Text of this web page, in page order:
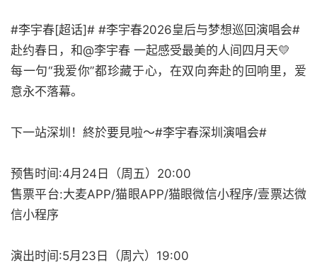
#李宇春[超话]# #李宇春2026皇后与梦想巡回演唱会#
赴约春日，和@李宇春 一起感受最美的人间四月天💛
每一句“我爱你”都珍藏于心，在双向奔赴的回响里，爱
意永不落幕。
下一站深圳！終於要見啦～#李宇春深圳演唱会#
预售时间:4月24日（周五）20:00
售票平台:大麦APP/猫眼APP/猫眼微信小程序/壹票达微
信小程序
演出时间:5月23日（周六）19:00